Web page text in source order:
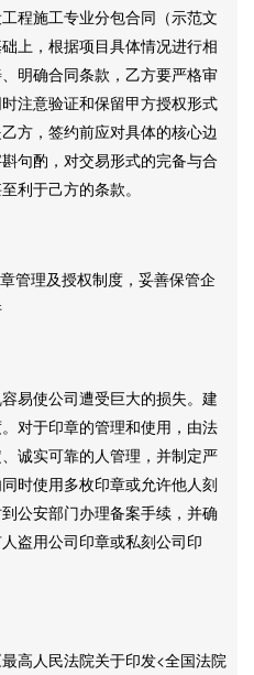
程施工专业分包合同（示范文
上，根据项目具体情况进行相
明确合同条款，乙方要严格审
注意验证和保留甲方授权形式
方，签约前应对具体的核心边
句酌，对交易形式的完备与合
利于己方的条款。
管理及授权制度，妥善保管企
易使公司遭受巨大的损失。建
对于印章的管理和使用，由法
诚实可靠的人管理，并制定严
时使用多枚印章或允许他人刻
公安部门办理备案手续，并确
盗用公司印章或私刻公司印
高人民法院关于印发<全国法院